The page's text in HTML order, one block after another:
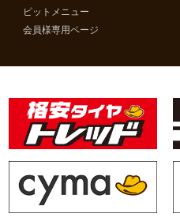
ピットメニュー
会員様専用ページ